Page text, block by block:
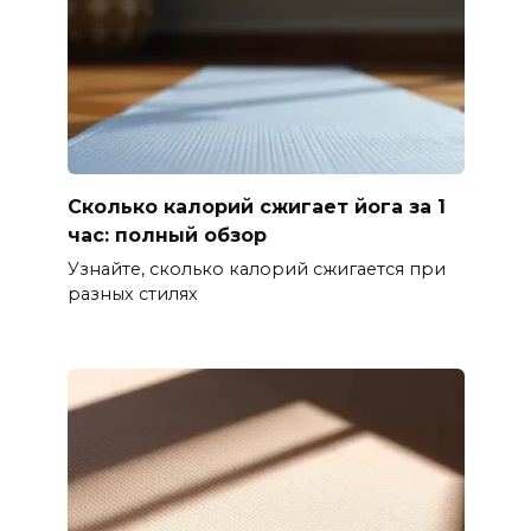
Сколько калорий сжигает йога за 1
час: полный обзор
Узнайте, сколько калорий сжигается при
разных стилях